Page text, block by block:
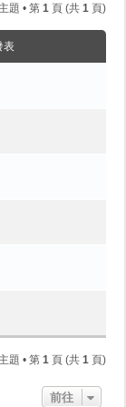
題 • 第 1 頁 (共 1 頁)
表
題 • 第 1 頁 (共 1 頁)
前往